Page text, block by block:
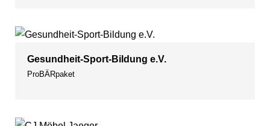
Gesundheit-Sport-Bildung e.V.
ProBÄRpaket